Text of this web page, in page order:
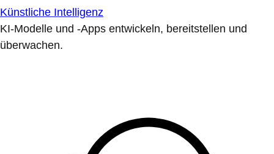
Künstliche Intelligenz
KI-Modelle und -Apps entwickeln, bereitstellen und
überwachen.